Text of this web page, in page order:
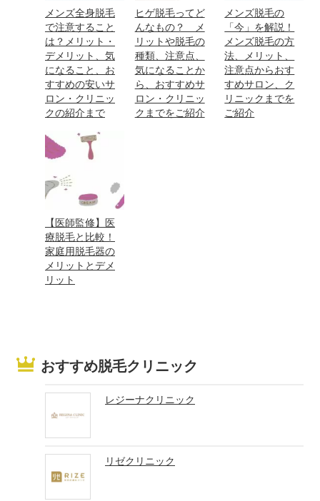
メンズ全身脱毛
で注意すること
は？メリット・
デメリット、気
になること、お
すすめの安いサ
ロン・クリニッ
クの紹介まで
ヒゲ脱毛ってど
んなもの？ メ
リットや脱毛の
種類、注意点、
気になることか
ら、おすすめサ
ロン・クリニッ
クまでをご紹介
メンズ脱毛の
「今」を解説！
メンズ脱毛の方
法、メリット、
注意点からおす
すめサロン、ク
リニックまでを
ご紹介
【医師監修】医
療脱毛と比較！
家庭用脱毛器の
メリットとデメ
リット
おすすめ脱毛クリニック
レジーナクリニック
リゼクリニック